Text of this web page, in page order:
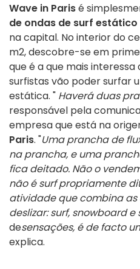
Wave in Parisé
de ondas de surf estático
na capital. No interior do
m2, descobre-se em
que é a que mais interessa
surfistas vão poder surfar
estática. " Haverá duas
responsável pela
empresa que está na
Paris. "Uma prancha de
na prancha, e uma
fica deitado. Não o
não é surf propriamente
atividade que combina as
deslizar: surf, snowboard e
desensações, é de facto
explica.